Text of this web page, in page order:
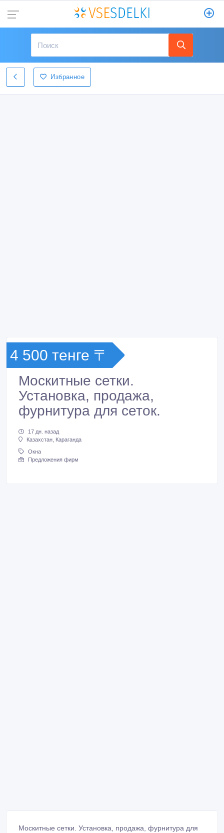
Избранное
4 500 тенге 〒
Москитные сетки.
Установка, продажа,
фурнитура для сеток.
17 дн. назад
Казахстан, Караганда
Окна
Предложения фирм
Москитные сетки. Установка, продажа, фурнитура для